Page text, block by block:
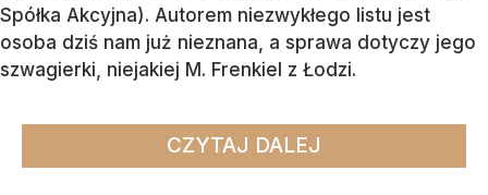
Spółka Akcyjna). Autorem niezwykłego listu jest
osoba dziś nam już nieznana, a sprawa dotyczy jego
szwagierki, niejakiej M. Frenkiel z Łodzi.
CZYTAJ DALEJ